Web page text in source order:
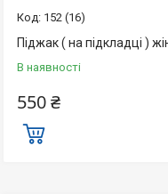
152 (16)
Піджак ( на підкладці )
В наявності
550 ₴